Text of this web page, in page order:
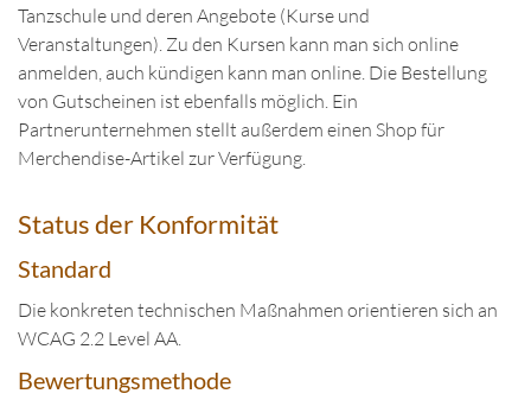
Tanzschule und deren Angebote (Kurse und
Veranstaltungen). Zu den Kursen kann man sich online
anmelden, auch kündigen kann man online. Die Bestellung
von Gutscheinen ist ebenfalls möglich. Ein
Partnerunternehmen stellt außerdem einen Shop für
Merchendise-Artikel zur Verfügung.
Status der Konformität
Standard
Die konkreten technischen Maßnahmen orientieren sich an
WCAG 2.2 Level AA.
Bewertungsmethode